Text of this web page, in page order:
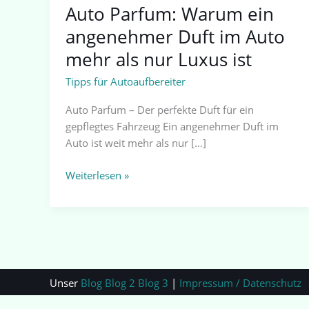
Auto Parfum: Warum ein
angenehmer Duft im Auto
mehr als nur Luxus ist
Tipps für Autoaufbereiter
Auto Parfum – Der perfekte Duft für ein
gepflegtes Fahrzeug Ein angenehmer Duft im
Auto ist weit mehr als nur […]
ist
Weiterlesen »
Unser Blog Blog 2 Blog 3 | Impressum / Datenschutz